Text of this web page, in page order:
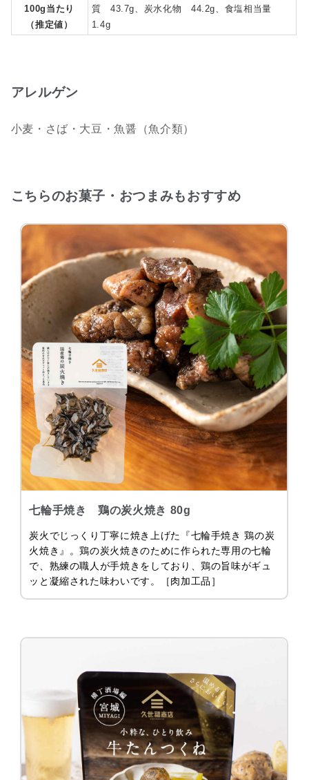
100g当たり
（推定値）
質 43.7g、炭水化物 44.2g、食塩相当量
1.4g
アレルゲン
小麦・さば・大豆・魚醤（魚介類）
こちらのお菓子・おつまみもおすすめ
七輪手焼き 鶏の炭火焼き 80g
炭火でじっくり丁寧に焼き上げた『七輪手焼き 鶏の炭
火焼き』。鶏の炭火焼きのために作られた専用の七輪
で、熟練の職人が手焼きをしており、鶏の旨味がギュ
ッと凝縮された味わいです。［肉加工品］